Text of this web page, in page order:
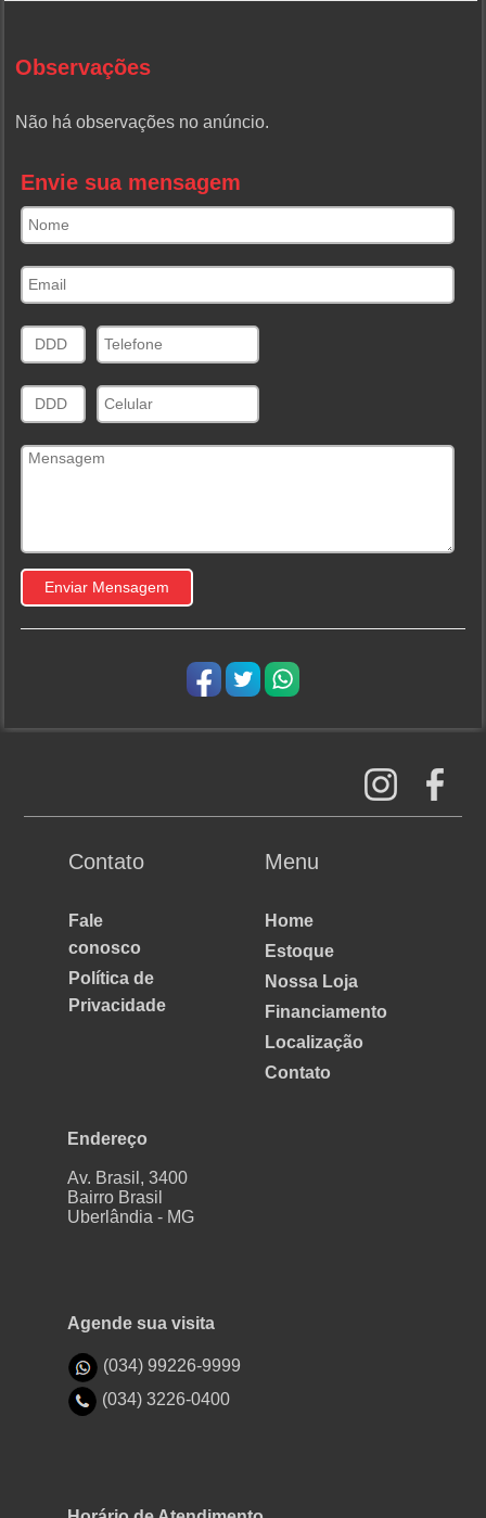
Observações
Não há observações no anúncio.
Envie sua mensagem
Contato Menu
Fale
conosco
Política de
Privacidade
Home
Estoque
Nossa Loja
Financiamento
Localização
Contato
Endereço
Av. Brasil, 3400
Bairro Brasil
Uberlândia - MG
Agende sua visita
(034) 99226-9999
(034) 3226-0400